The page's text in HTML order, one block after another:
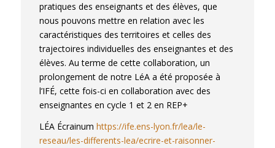
pratiques des enseignants et des élèves, que
nous pouvons mettre en relation avec les
caractéristiques des territoires et celles des
trajectoires individuelles des enseignantes et des
élèves. Au terme de cette collaboration, un
prolongement de notre LéA a été proposée à
l’IFÉ, cette fois-ci en collaboration avec des
enseignantes en cycle 1 et 2 en REP+
LÉA Écrainum https://ife.ens-lyon.fr/lea/le-
reseau/les-differents-lea/ecrire-et-raisonner-